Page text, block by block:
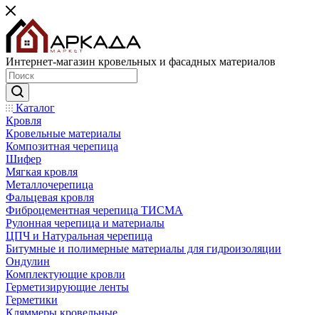
Интернет-магазин кровельных и фасадных материалов
Каталог
Кровля
Кровельные материалы
Композитная черепица
Шифер
Мягкая кровля
Металлочерепица
Фальцевая кровля
Фиброцементная черепица ТИСМА
Рулонная черепица и материалы
ЦПЧ и Натуральная черепица
Битумные и полимерные материалы для гидроизоляции
Ондулин
Комплектующие кровли
Герметизирующие ленты
Герметики
Кляммеры кровельные